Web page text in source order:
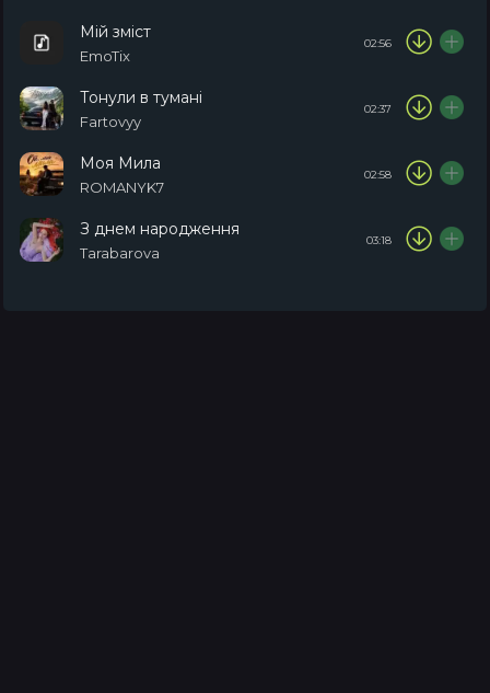
Мій зміст
EmoTix
02:56
Тонули в тумані
Fartovyy
02:37
Моя Мила
ROMANYK7
02:58
З днем народження
Tarabarova
03:18